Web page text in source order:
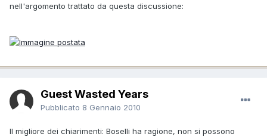
nell'argomento trattato da questa discussione:
Guest Wasted Years
Pubblicato 8 Gennaio 2010
Il migliore dei chiarimenti: Boselli ha ragione, non si possono